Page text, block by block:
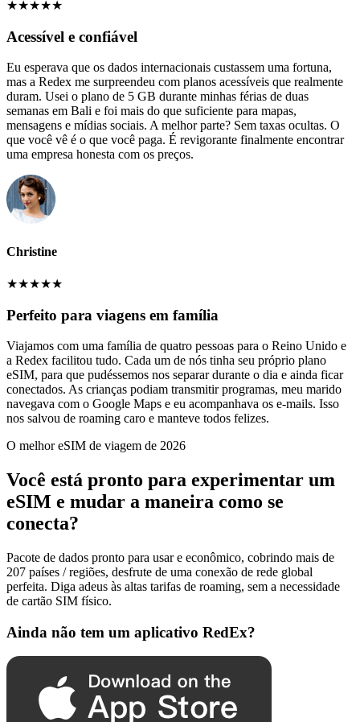
★★★★★
Acessível e confiável
Eu esperava que os dados internacionais custassem uma fortuna,
mas a Redex me surpreendeu com planos acessíveis que realmente
duram. Usei o plano de 5 GB durante minhas férias de duas
semanas em Bali e foi mais do que suficiente para mapas,
mensagens e mídias sociais. A melhor parte? Sem taxas ocultas. O
que você vê é o que você paga. É revigorante finalmente encontrar
uma empresa honesta com os preços.
Christine
★★★★★
Perfeito para viagens em família
Viajamos com uma família de quatro pessoas para o Reino Unido e
a Redex facilitou tudo. Cada um de nós tinha seu próprio plano
eSIM, para que pudéssemos nos separar durante o dia e ainda ficar
conectados. As crianças podiam transmitir programas, meu marido
navegava com o Google Maps e eu acompanhava os e-mails. Isso
nos salvou de roaming caro e manteve todos felizes.
O melhor eSIM de viagem de 2026
Você está pronto para experimentar um
eSIM e mudar a maneira como se
conecta?
Pacote de dados pronto para usar e econômico, cobrindo mais de
207 países / regiões, desfrute de uma conexão de rede global
perfeita. Diga adeus às altas tarifas de roaming, sem a necessidade
de cartão SIM físico.
Ainda não tem um aplicativo RedEx?